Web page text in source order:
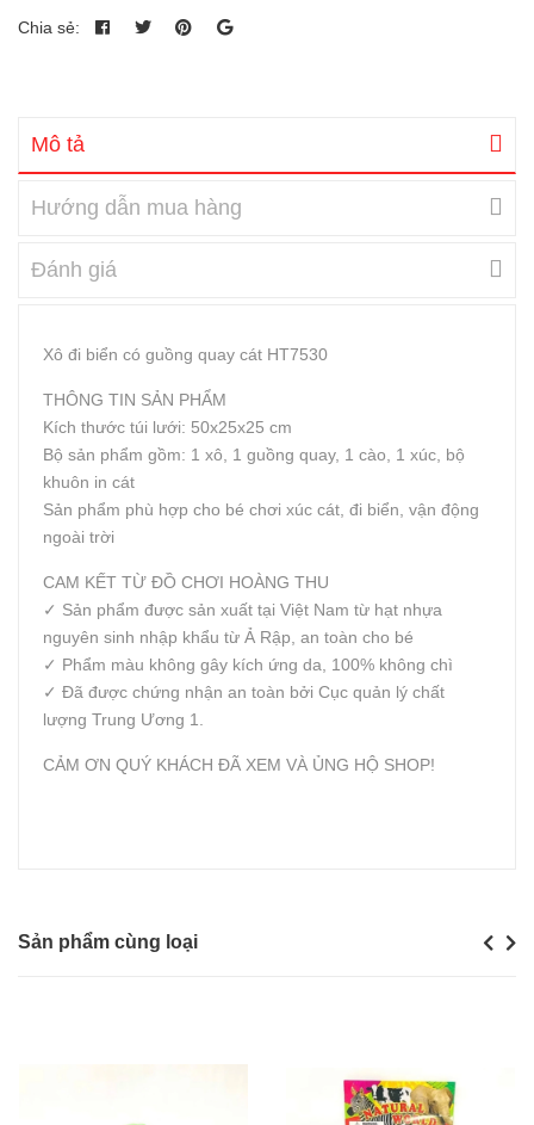
Chia sẻ:
Mô tả
Hướng dẫn mua hàng
Đánh giá
Xô đi biển có guồng quay cát HT7530
THÔNG TIN SẢN PHẨM
Kích thước túi lưới: 50x25x25 cm
Bộ sản phẩm gồm: 1 xô, 1 guồng quay, 1 cào, 1 xúc, bộ
khuôn in cát
Sản phẩm phù hợp cho bé chơi xúc cát, đi biển, vận động
ngoài trời
CAM KẾT TỪ ĐỒ CHƠI HOÀNG THU
✓ Sản phẩm được sản xuất tại Việt Nam từ hạt nhựa
nguyên sinh nhập khẩu từ Ả Rập, an toàn cho bé
✓ Phẩm màu không gây kích ứng da, 100% không chì
✓ Đã được chứng nhận an toàn bởi Cục quản lý chất
lượng Trung Ương 1.
CẢM ƠN QUÝ KHÁCH ĐÃ XEM VÀ ỦNG HỘ SHOP!
Sản phẩm cùng loại Previous
Next